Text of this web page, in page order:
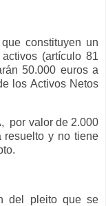
constituyen un
(artículo 81
50.000 euros a
los Activos Netos
por valor de 2.000
resuelto y no tiene
del pleito que se